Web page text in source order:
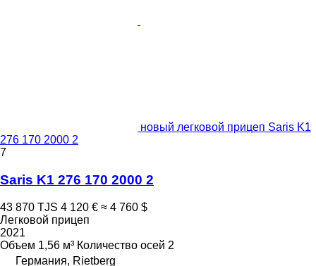
новый легковой прицеп Saris K1
276 170 2000 2
7
Saris K1 276 170 2000 2
43 870 TJS 4 120 € ≈ 4 760 $
Легковой прицеп
2021
Объем 1,56 м³ Количество осей 2
Германия, Rietberg